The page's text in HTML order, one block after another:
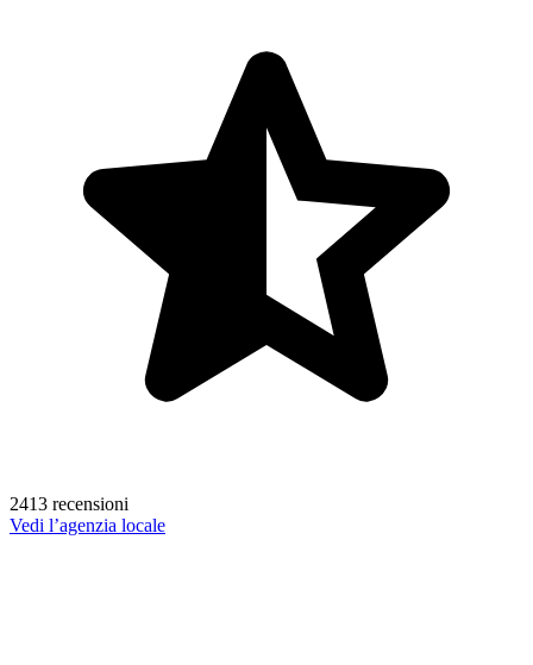
2413 recensioni
Vedi l’agenzia locale